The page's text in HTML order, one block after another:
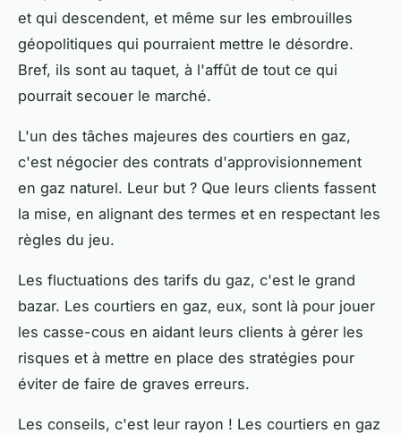
et qui descendent, et même sur les embrouilles
géopolitiques qui pourraient mettre le désordre.
Bref, ils sont au taquet, à l'affût de tout ce qui
pourrait secouer le marché.
L'un des tâches majeures des courtiers en gaz,
c'est négocier des contrats d'approvisionnement
en gaz naturel. Leur but ? Que leurs clients fassent
la mise, en alignant des termes et en respectant les
règles du jeu.
Les fluctuations des tarifs du gaz, c'est le grand
bazar. Les courtiers en gaz, eux, sont là pour jouer
les casse-cous en aidant leurs clients à gérer les
risques et à mettre en place des stratégies pour
éviter de faire de graves erreurs.
Les conseils, c'est leur rayon ! Les courtiers en gaz